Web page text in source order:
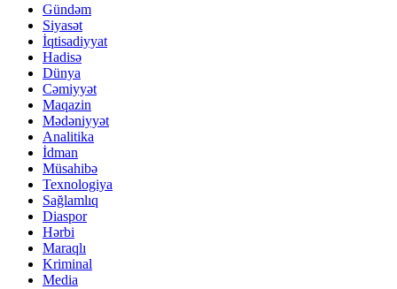
Gündəm
Siyasət
İqtisadiyyat
Hadisə
Dünya
Cəmiyyət
Maqazin
Mədəniyyət
Analitika
İdman
Müsahibə
Texnologiya
Sağlamlıq
Diaspor
Hərbi
Maraqlı
Kriminal
Media